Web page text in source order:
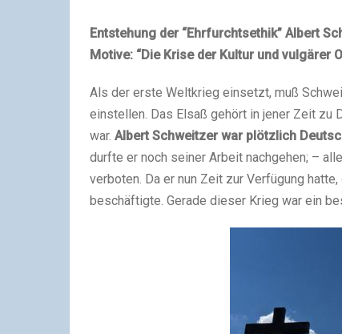
Entstehung der “Ehrfurchtsethik” Albert
Motive: “Die Krise der Kultur und vulgärer
Als der erste Weltkrieg einsetzt, muß
einstellen. Das Elsaß gehört in jener Zeit zu
war. Albert Schweitzer war plötzlich
durfte er noch seiner Arbeit nachgehen; –
verboten. Da er nun Zeit zur Verfügung
beschäftigte. Gerade dieser Krieg war ein